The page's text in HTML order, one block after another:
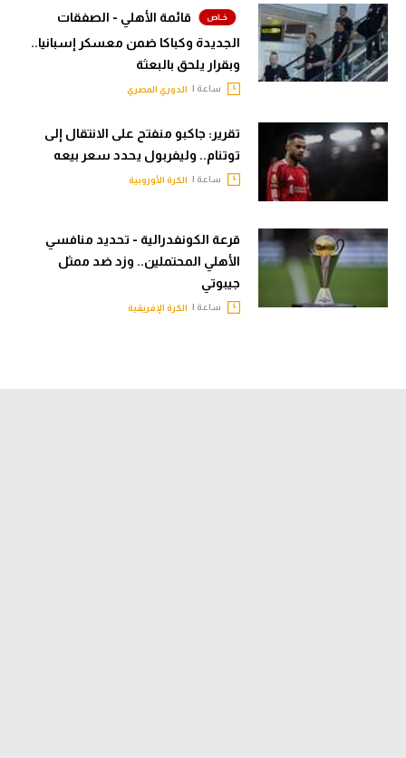
قائمة الأهلي - الصفقات
الجديدة وكباكا ضمن معسكر إسبانيا..
وبقرار يلحق بالبعثة
ساعة | الدوري المصري
تقرير: جاكبو منفتح على الانتقال إلى
توتنام.. وليفربول يحدد سعر بيعه
ساعة | الكرة الأوروبية
قرعة الكونفدرالية - تحديد منافسي
الأهلي المحتملين.. وزد ضد ممثل
جيبوتي
ساعة | الكرة الإفريقية